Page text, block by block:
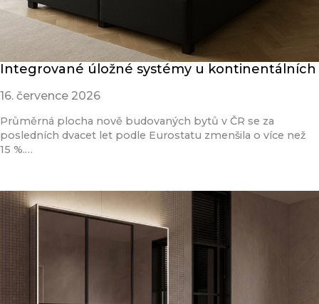
Integrované úložné systémy u kontinentálních
16. července 2026
Průměrná plocha nově budovaných bytů v ČR se za
posledních dvacet let podle Eurostatu zmenšila o více než
15 %.…